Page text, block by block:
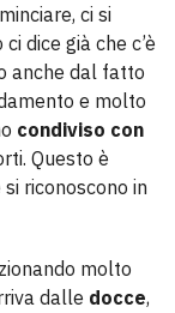
ci si
dice già che c’è
anche dal fatto
e molto
condiviso con
Questo è
riconoscono in
molto
dalle docce,